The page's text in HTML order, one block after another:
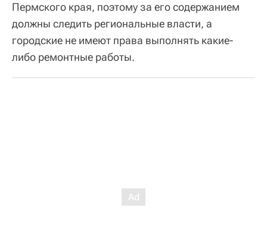
Пермского края, поэтому за его содержанием
должны следить региональные власти, а
городские не имеют права выполнять какие-
либо ремонтные работы.